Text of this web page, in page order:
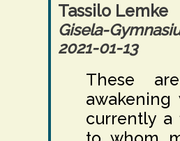
Tassilo Lemke
Gisela-
2021-01-13
These
currently a